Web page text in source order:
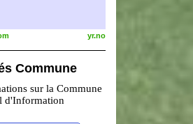
yr.no
Commune
sur la Commune
d'Information